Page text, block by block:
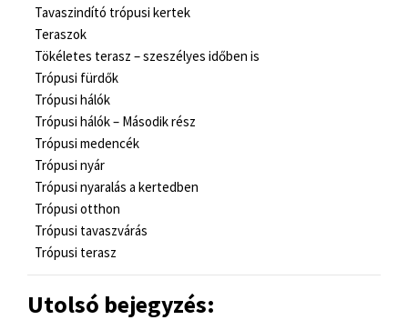
Tavaszindító trópusi kertek
Teraszok
Tökéletes terasz – szeszélyes időben is
Trópusi fürdők
Trópusi hálók
Trópusi hálók – Második rész
Trópusi medencék
Trópusi nyár
Trópusi nyaralás a kertedben
Trópusi otthon
Trópusi tavaszvárás
Trópusi terasz
Utolsó bejegyzés: